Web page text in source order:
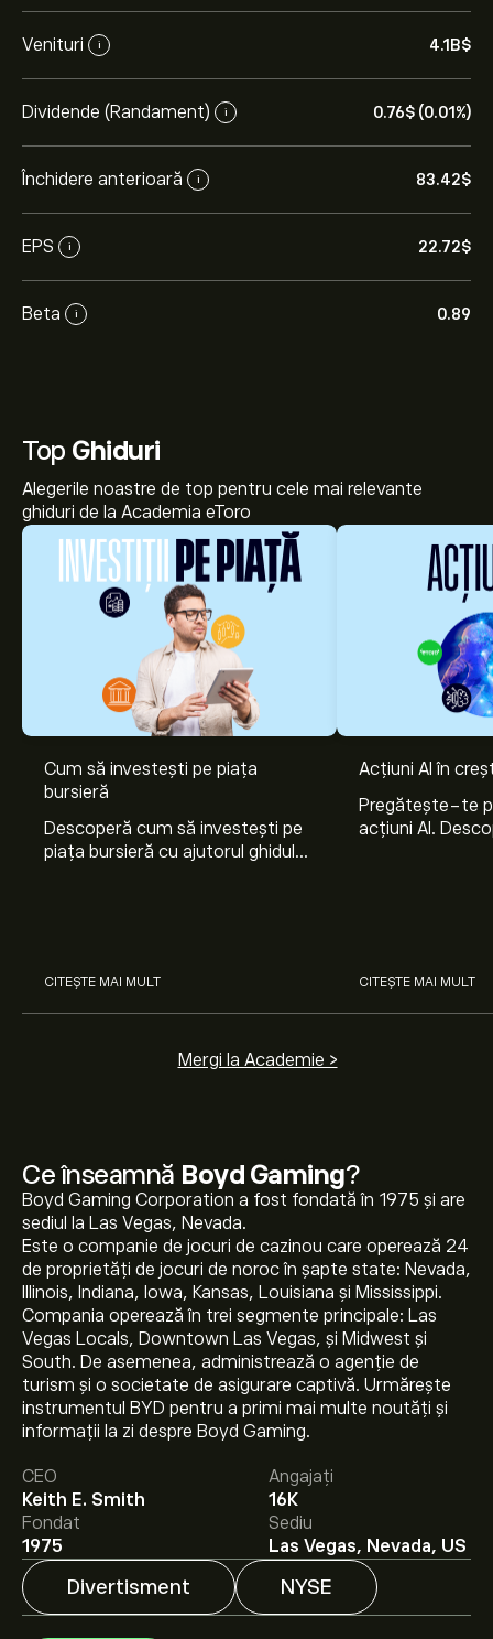
Venituri i 4.1B‎$‎
Dividende (Randament) i 0.76‎$‎ (0.01%)
Închidere anterioară i 83.42‎$‎
EPS i 22.72‎$‎
Beta i 0.89
Ce înseamnă Boyd Gaming?
Boyd Gaming Corporation a fost fondată în 1975 și are
sediul la Las Vegas, Nevada.
Este o companie de jocuri de cazinou care operează 24
de proprietăți de jocuri de noroc în șapte state: Nevada,
Illinois, Indiana, Iowa, Kansas, Louisiana și Mississippi.
Compania operează în trei segmente principale: Las
Vegas Locals, Downtown Las Vegas, și Midwest și
South. De asemenea, administrează o agenție de
turism și o societate de asigurare captivă. Urmărește
instrumentul BYD pentru a primi mai multe noutăți și
informații la zi despre Boyd Gaming.
CEO
Keith E. Smith
Angajați
16K
Fondat
1975
Sediu
Las Vegas, Nevada, US
Divertisment NYSE
Top Ghiduri
Alegerile noastre de top pentru cele mai relevante
ghiduri de la Academia eToro
Cum să investești pe piața
bursieră
Descoperă cum să investești pe
piața bursieră cu ajutorul ghidului
CITEȘTE MAI MULT
Acțiuni AI în
Pregătește-te
acțiuni AI.
CITEȘTE MAI MULT
Mergi la Academie >
Prețul actual al acțiunilor BYD este 83.42‎$‎.
83.42‎$‎.
pe eToro pentru previziunile
analiștilor și ținte de preț.
Analiștii oferă previziuni pentru acțiunile Boyd Gaming
bazate pe tendințele pieței, rapoarte financiare și
creșterea estimată. Verifică cele mai recente previziuni